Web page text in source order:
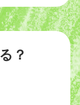
？